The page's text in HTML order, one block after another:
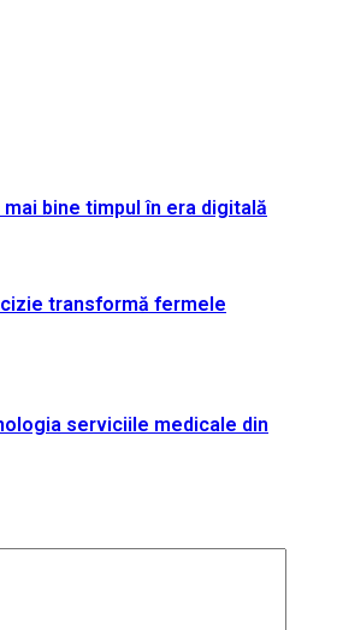
bine timpul în era digitală
transformă fermele
serviciile medicale din